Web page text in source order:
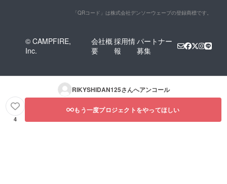
「QRコード」は株式会社デンソーウェーブの登録商標です。
© CAMPFIRE,
Inc.
会社概
要
採用情
報
パートナー
募集
RIKYSHIDAN125さんへアンコール
4
もう一度プロジェクトをやってほしい